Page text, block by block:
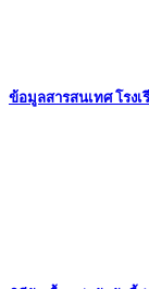
ข้อมูลสารสนเทศ โรง